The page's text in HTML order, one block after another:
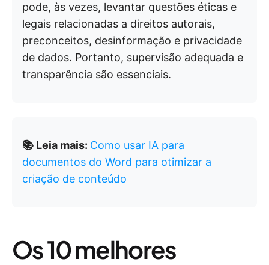
pode, às vezes, levantar questões éticas e
legais relacionadas a direitos autorais,
preconceitos, desinformação e privacidade
de dados. Portanto, supervisão adequada e
transparência são essenciais.
📚 Leia mais: Como usar IA para
documentos do Word para otimizar a
criação de conteúdo
Os 10 melhores